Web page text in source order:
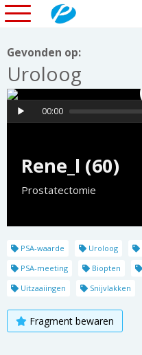
Gevonden op:
Uroloog
Rene_l (60)
Prostatectomie
00:00
PSA-waarde Uroloog
PSA-meeting
Biopten
Uitzaaiingen
Snijvlakken
Fragment bewaren